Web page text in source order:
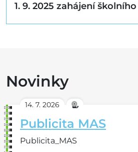
1. 9. 2025 zahájení
Novinky
14. 7. 2026
Publicita MAS
Publicita_MAS